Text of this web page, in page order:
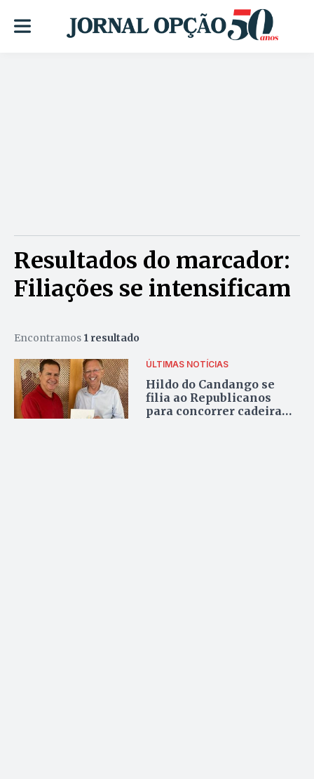
Resultados do marcador:
Filiações se intensificam
Encontramos 1 resultado
ÚLTIMAS NOTÍCIAS
Hildo do Candango se
filia ao Republicanos
para concorrer cadeira